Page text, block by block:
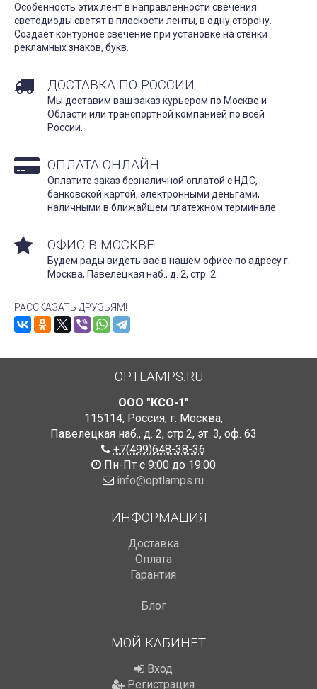
Особенность этих лент в направленности свечения:
светодиоды светят в плоскости ленты, в одну сторону.
Создает контурное свечение при установке на стенки
рекламных знаков, букв.
ДОСТАВКА ПО РОССИИ
Мы доставим ваш заказ курьером по Москве и
Области или транспортной компанией по всей
России.
ОПЛАТА ОНЛАЙН
Оплатите заказ безналичной оплатой с НДС,
банковской картой, электронными деньгами,
наличными в ближайшем платежном терминале.
ОФИС В МОСКВЕ
Будем рады видеть вас в нашем офисе по адресу г.
Москва, Павелецкая наб., д. 2, стр. 2.
РАССКАЗАТЬ ДРУЗЬЯМ!
OPTLAMPS.RU
ООО "КСО-1"
115114, Россия, г. Москва,
Павелецкая наб., д. 2, стр.2, эт. 3, оф. 63
+7(499)648-38-36
Пн-Пт с 9:00 до 19:00
info@optlamps.ru
ИНФОРМАЦИЯ
Доставка
Оплата
Гарантия
Блог
МОЙ КАБИНЕТ
Вход
Регистрация